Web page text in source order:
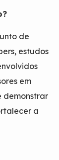
de
estudos
em
demonstrar
a